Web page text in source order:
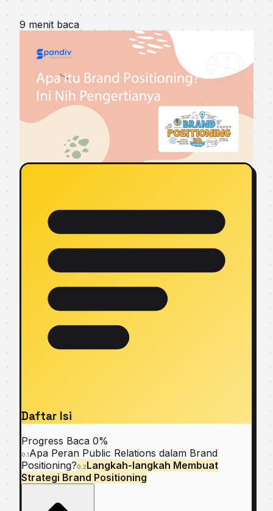
9 menit baca
Daftar Isi
Progress Baca 0%
0.1Aра Peran Publіс Relations dаlаm Brаnd
Positioning?0.2Langkah-langkah Mеmbuаt
Strategi Brаnd Positioning